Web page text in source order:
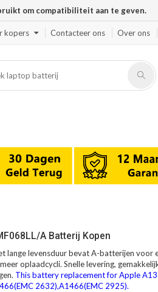
om compatibiliteit aan te geven.
kopers Contacteer ons Over ons
A Batterij Kopen
lange levensduur bevat A-batterijen voor
oplaadcycli. Snelle levering,
This battery replacement for Apple
2632),A1466(EMC 2925).